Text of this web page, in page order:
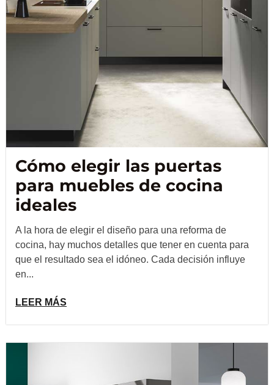
Cómo elegir las puertas
para muebles de cocina
ideales
A la hora de elegir el diseño para una reforma de
cocina, hay muchos detalles que tener en cuenta para
que el resultado sea el idóneo. Cada decisión influye
en...
LEER MÁS